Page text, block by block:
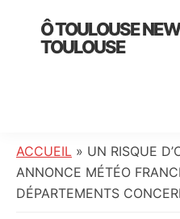
primary
Ô TOULOUSE
TOULOUSE
:
info
locale,
ACCUEIL » UN RISQUE
ANNONCE MÉTÉO
DÉPARTEMENTS